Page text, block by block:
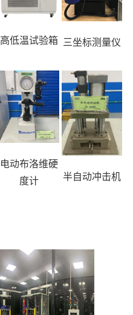
高低温试验箱 三坐标测量仪
电动布洛维硬
度计
半自动冲击机